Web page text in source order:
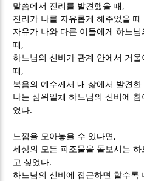
말씀에서 진리를 발견했을 때 ,
진리가 나를 자유롭게 해주었을 때
자유가 나와 다른 이들에게 하느
때 ,
하느님의 신비가 관계 안에서 거
때 ,
복음의 예수께서 내 삶에서 발견
나는 삼위일체 하느님의 신비에
었다.
느낌을 모아놓을 수 있다면 ,
세상의 모든 피조물을 돌보시는
고 싶었다.
하느님의 신비에 접근하면 할수록